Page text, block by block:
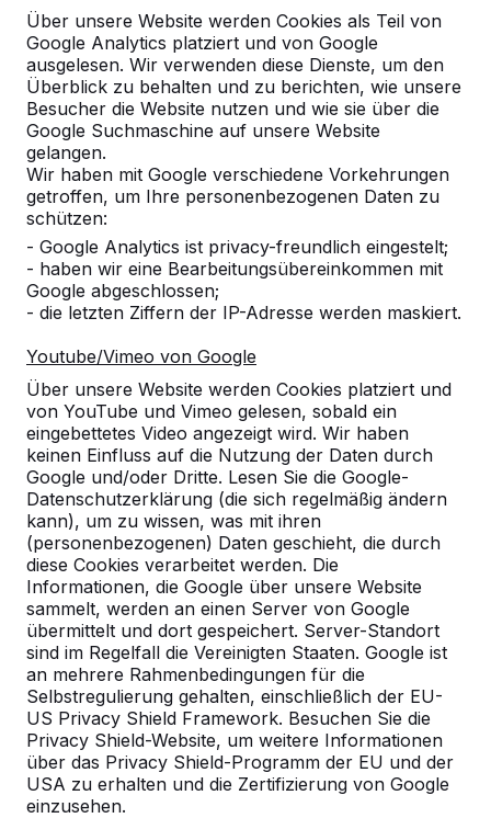
Über unsere Website werden Cookies als Teil von
Google Analytics platziert und von Google
ausgelesen. Wir verwenden diese Dienste, um den
Überblick zu behalten und zu berichten, wie unsere
Besucher die Website nutzen und wie sie über die
Google Suchmaschine auf unsere Website
gelangen.
Wir haben mit Google verschiedene Vorkehrungen
getroffen, um Ihre personenbezogenen Daten zu
schützen:
- Google Analytics ist privacy-freundlich eingestelt;
- haben wir eine Bearbeitungsübereinkommen mit
Google abgeschlossen;
- die letzten Ziffern der IP-Adresse werden maskiert.
Youtube/Vimeo von Google
Über unsere Website werden Cookies platziert und
von YouTube und Vimeo gelesen, sobald ein
eingebettetes Video angezeigt wird. Wir haben
keinen Einfluss auf die Nutzung der Daten durch
Google und/oder Dritte. Lesen Sie die Google-
Datenschutzerklärung (die sich regelmäßig ändern
kann), um zu wissen, was mit ihren
(personenbezogenen) Daten geschieht, die durch
diese Cookies verarbeitet werden. Die
Informationen, die Google über unsere Website
sammelt, werden an einen Server von Google
übermittelt und dort gespeichert. Server-Standort
sind im Regelfall die Vereinigten Staaten. Google ist
an mehrere Rahmenbedingungen für die
Selbstregulierung gehalten, einschließlich der EU-
US Privacy Shield Framework. Besuchen Sie die
Privacy Shield-Website, um weitere Informationen
über das Privacy Shield-Programm der EU und der
USA zu erhalten und die Zertifizierung von Google
einzusehen.
Referenzen
Unsere Produkte finden Sie in ganz Europa
und darüber hinaus. Sehen Sie hier, wo Sie
ein HeBlad-Produkt in Ihrer Nähe finden.
Produkt
Alles anzeigen
Kategorie
Alles anzeigen
Ort oder Postleitzahl suchen